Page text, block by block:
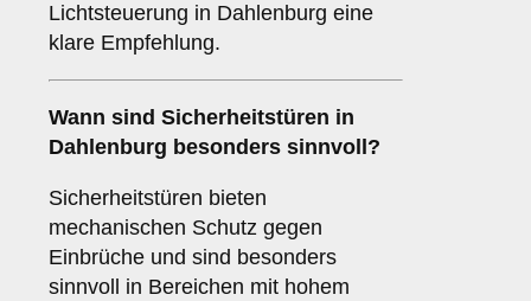
Lichtsteuerung in Dahlenburg eine
klare Empfehlung.
Wann sind Sicherheitstüren in
Dahlenburg besonders sinnvoll?
Sicherheitstüren bieten
mechanischen Schutz gegen
Einbrüche und sind besonders
sinnvoll in Bereichen mit hohem